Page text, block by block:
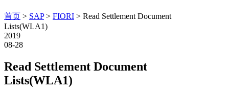
首页 > SAP> FIORI > Read Settlement Document
Lists(WLA1)
2019
08-28
Read Settlement Document
Lists(WLA1)